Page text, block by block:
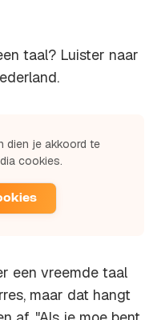
taal? Luister naar
dien je akkoord te
cookies.
een vreemde taal
maar dat hangt